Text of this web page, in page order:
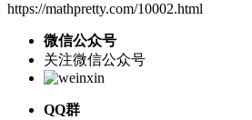
https://mathpretty.com/10002.html
微信公众号
关注微信公众号
QQ群